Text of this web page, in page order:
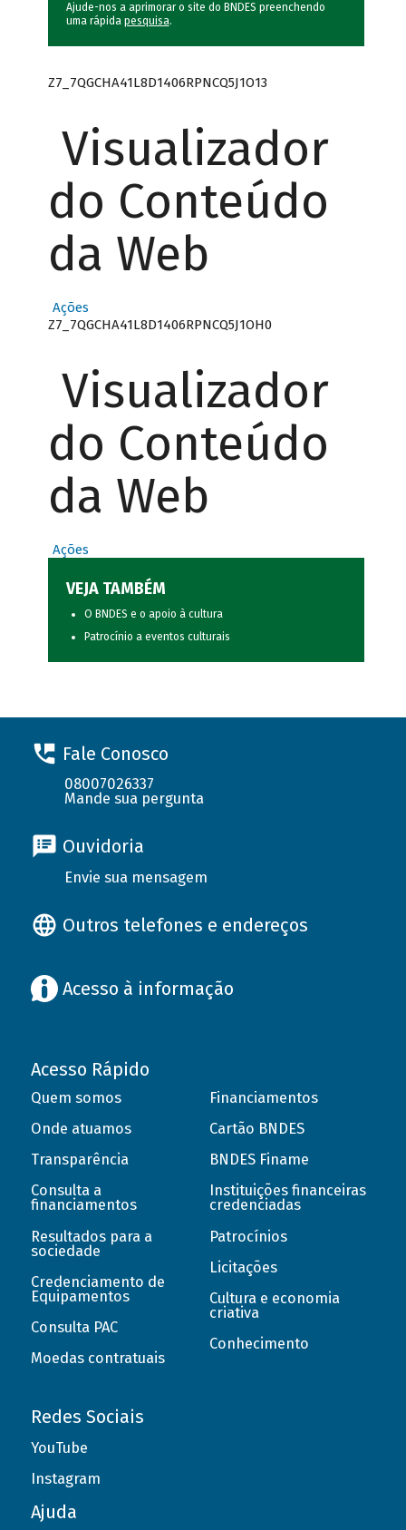
Ajude-nos a aprimorar o site do BNDES preenchendo
uma rápida pesquisa.
Z7_7QGCHA41L8D1406RPNCQ5J1O13
Visualizador
do Conteúdo
da Web
Ações
Z7_7QGCHA41L8D1406RPNCQ5J1OH0
Visualizador
do Conteúdo
da Web
Ações
VEJA TAMBÉM
O BNDES e o apoio à cultura
Patrocínio a eventos culturais
Fale Conosco
08007026337
Mande sua pergunta
Ouvidoria
Envie sua mensagem
Outros telefones e endereços
Acesso à informação
Acesso Rápido
Quem somos
Onde atuamos
Transparência
Consulta a
financiamentos
Resultados para a
sociedade
Credenciamento de
Equipamentos
Consulta PAC
Moedas contratuais
Financiamentos
Cartão BNDES
BNDES Finame
Instituições financeiras
credenciadas
Patrocínios
Licitações
Cultura e economia
criativa
Conhecimento
Redes Sociais
YouTube
Instagram
Ajuda